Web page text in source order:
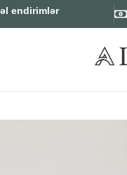
endirimlər